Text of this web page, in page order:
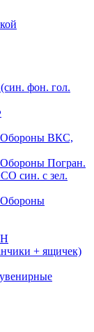
фон. гол.
ВКС,
Погран.
син. с зел.
+ ящичек)